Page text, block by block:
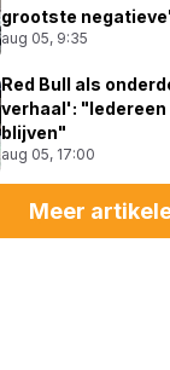
grootste
aug 05, 9:35
Red Bull als
verhaal':
blijven"
aug 05, 17:00
Meer